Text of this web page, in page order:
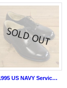
1995 US NAVY Service Shoes Dead Stock 【9R】